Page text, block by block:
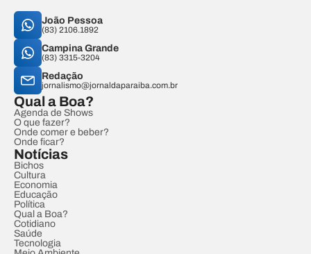
João Pessoa
(83) 2106.1892
Campina Grande
(83) 3315-3204
Redação
jornalismo@jornaldaparaiba.com.br
Qual a Boa?
Agenda de Shows
O que fazer?
Onde comer e beber?
Onde ficar?
Notícias
Bichos
Cultura
Economia
Educação
Política
Qual a Boa?
Cotidiano
Saúde
Tecnologia